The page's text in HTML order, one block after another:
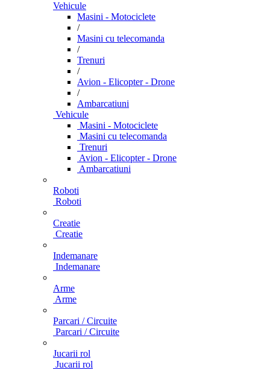
Vehicule
Masini - Motociclete
/
Masini cu telecomanda
/
Trenuri
/
Avion - Elicopter - Drone
/
Ambarcatiuni
Vehicule
Masini - Motociclete
Masini cu telecomanda
Trenuri
Avion - Elicopter - Drone
Ambarcatiuni
Roboti
Roboti
Creatie
Creatie
Indemanare
Indemanare
Arme
Arme
Parcari / Circuite
Parcari / Circuite
Jucarii rol
Jucarii rol